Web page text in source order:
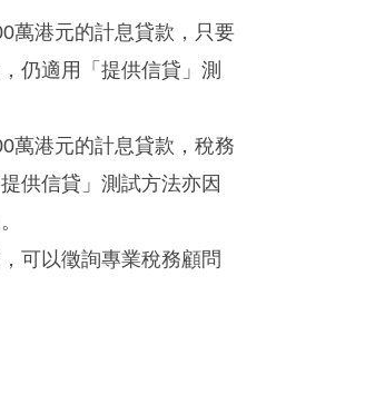
萬港元的計息貸款，只要
仍適用「提供信貸」測
萬港元的計息貸款，稅務
供信貸」測試方法亦因
可以徵詢專業稅務顧問